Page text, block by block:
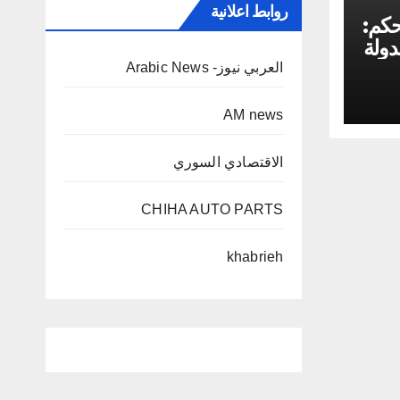
حكم:
روابط اعلانية
العربي نيوز- Arabic News
AM news
الاقتصادي السوري
CHIHA AUTO PARTS
khabrieh